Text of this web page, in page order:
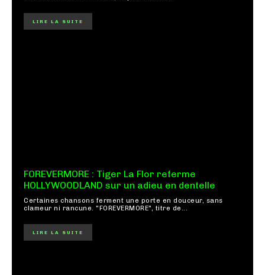
LIRE LA SUITE
FOREVERMORE : Tiger La Flor referme
HOLLYWOODLAND sur un adieu en dentelle
Certaines chansons ferment une porte en douceur, sans
clameur ni rancune. "FOREVERMORE", titre de...
LIRE LA SUITE